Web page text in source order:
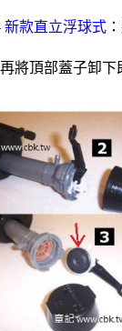
新款直立浮球式：
將頂部蓋子卸下